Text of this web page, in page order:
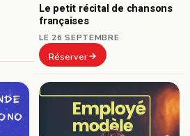
Le petit récital de chansons
françaises
LE 26 SEPTEMBRE
Réserver